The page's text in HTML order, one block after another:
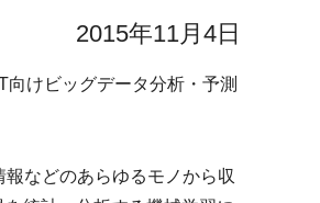
2015年11月4日
けビッグデータ分析・予測
などのあらゆるモノから収